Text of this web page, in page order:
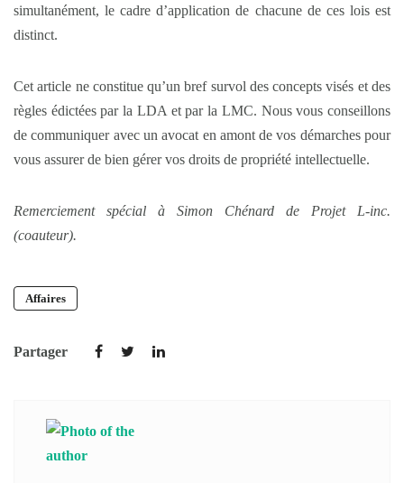
simultanément, le cadre d’application de chacune de ces lois est
distinct.
Cet article ne constitue qu’un bref survol des concepts visés et des
règles édictées par la LDA et par la LMC. Nous vous conseillons
de communiquer avec un avocat en amont de vos démarches pour
vous assurer de bien gérer vos droits de propriété intellectuelle.
Remerciement spécial à Simon Chénard de Projet L-inc.
(coauteur).
Affaires
Partager